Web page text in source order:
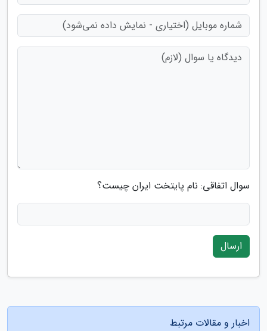
سوال اتفاقی: نام پایتخت ایران چیست؟
ارسال
اخبار و مقالات مرتبط